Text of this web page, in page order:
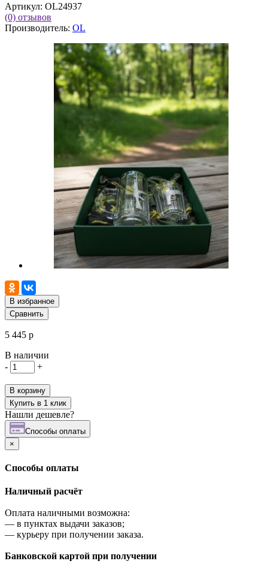
Артикул: OL24937
(0) отзывов
Производитель: OL
В избранное
Сравнить
5 445 р
В наличии
-
+
В корзину
Купить в 1 клик
Нашли дешевле?
Cпособы оплаты
×
Cпособы оплаты
Наличный расчёт
Оплата наличными возможна:
— в пунктах выдачи заказов;
— курьеру при получении заказа.
Банковской картой при получении